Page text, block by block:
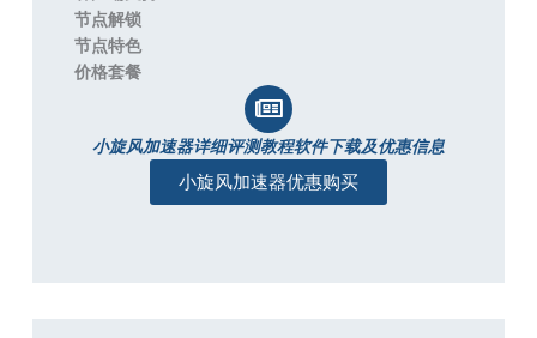
节点解锁
节点特色
价格套餐
小旋风加速器详细评测教程软件下载及优惠信息
小旋风加速器优惠购买